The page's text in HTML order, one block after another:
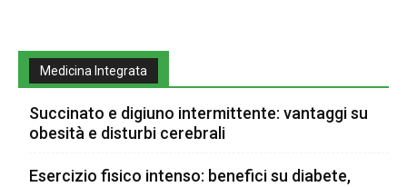
Medicina Integrata
Succinato e digiuno intermittente: vantaggi su
obesità e disturbi cerebrali
Esercizio fisico intenso: benefici su diabete,